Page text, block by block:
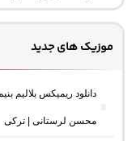
موزیک های جدید
دانلود ریمیکس بلالیم
محسن لرستانی | ترکی